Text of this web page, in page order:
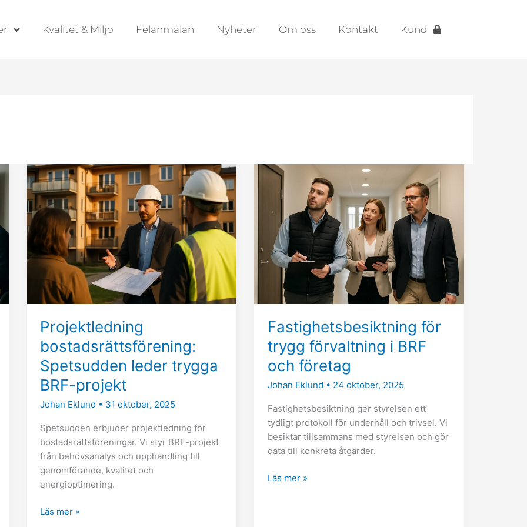
Kvalitet & Miljö Felanmälan Nyheter Om oss Kontakt Kund
Projektledning
bostadsrättsförening:
Spetsudden leder trygga
BRF-projekt
Johan Eklund • 31 oktober, 2025
Spetsudden erbjuder projektledning för
bostadsrättsföreningar. Vi styr BRF-projekt
från behovsanalys och upphandling till
genomförande, kvalitet och
energioptimering.
Projektledning
bostadsrättsförening:
Spetsudden
leder
trygga
BRF-
projekt
Läs mer »
Fastighetsbesiktning för
trygg förvaltning i BRF
och företag
Johan Eklund • 24 oktober, 2025
Fastighetsbesiktning ger styrelsen ett
tydligt protokoll för underhåll och trivsel. Vi
besiktar tillsammans med styrelsen och gör
data till konkreta åtgärder.
Fastighetsbesiktning
trygg
förvaltning
BRF
och
företag
Läs mer »